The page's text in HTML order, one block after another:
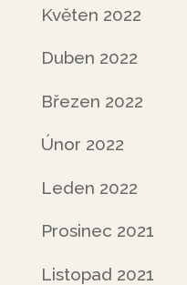
Květen 2022
Duben 2022
Březen 2022
Únor 2022
Leden 2022
Prosinec 2021
Listopad 2021